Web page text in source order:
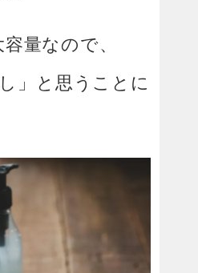
量なので、
」と思うことに